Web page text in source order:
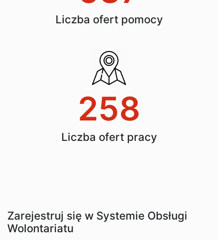
Liczba ofert pomocy
258
Liczba ofert pracy
Zarejestruj się w Systemie Obsługi
Wolontariatu